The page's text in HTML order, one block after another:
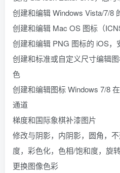
创建和编辑 Windows Vista/7/8
创建和编辑 Mac OS 图标（
创建和编辑 PNG 图标的 iOS，
创建和标准或自定义尺寸编辑
色
创建和编辑图标 Windows 7/8
通道
梯度和国际象棋补漆图片
修改与阴影，内阴影，圆角，
度，彩色化，色相/饱和度，旋
更换图像色彩